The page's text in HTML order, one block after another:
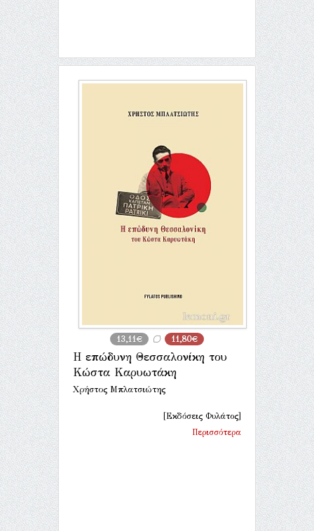
13,11€ 11,80€
Η επώδυνη Θεσσαλονίκη του
Κώστα Καρυωτάκη
Χρήστος Μπλατσιώτης
[Εκδόσεις Φυλάτος]
Περισσότερα